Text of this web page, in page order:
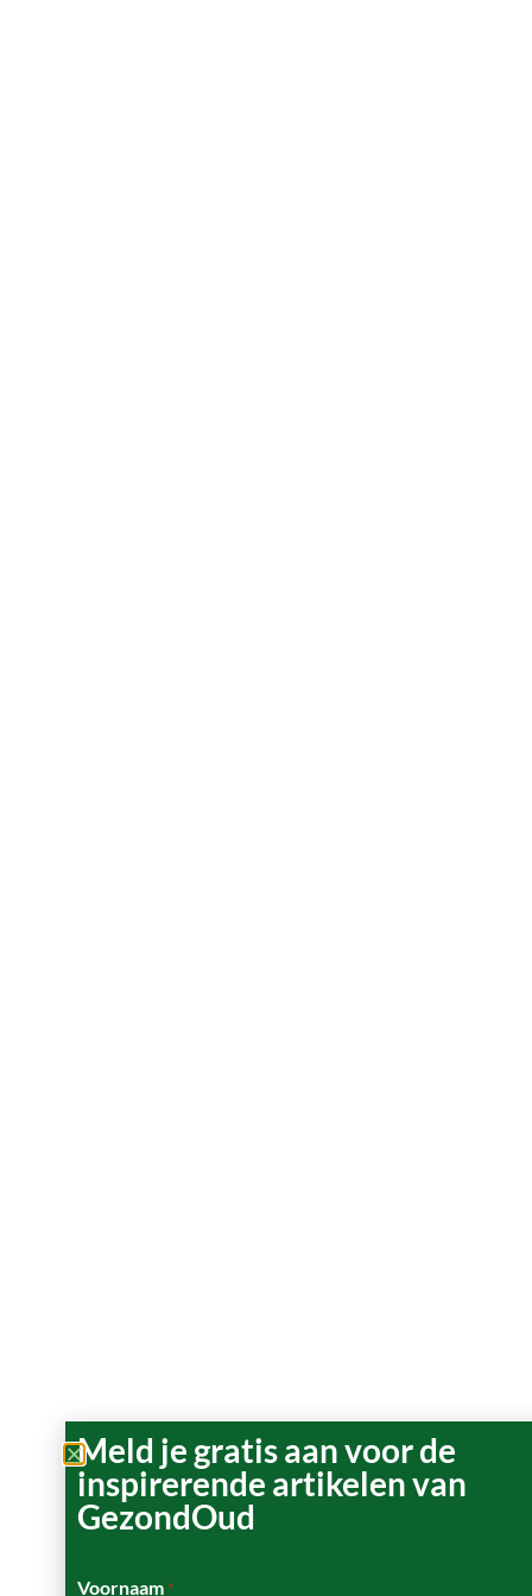
Meld je gratis aan voor de
inspirerende artikelen van
GezondOud
Voornaam *